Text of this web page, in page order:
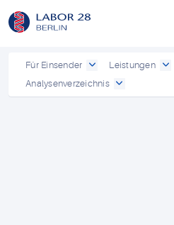
Für Einsender
Leistungen
Analysenverzeichnis